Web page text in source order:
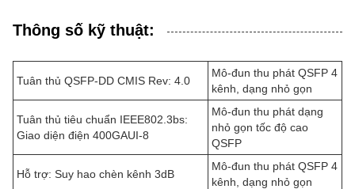
Thông số kỹ thuật:
Tuân thủ QSFP-DD CMIS Rev: 4.0
Mô-đun thu phát QSFP 4
kênh, dạng nhỏ gọn
Tuân thủ tiêu chuẩn IEEE802.3bs:
Giao diện điện 400GAUI-8
Mô-đun thu phát dạng
nhỏ gọn tốc độ cao
QSFP
Hỗ trợ: Suy hao chèn kênh 3dB
Mô-đun thu phát QSFP 4
kênh, dạng nhỏ gọn